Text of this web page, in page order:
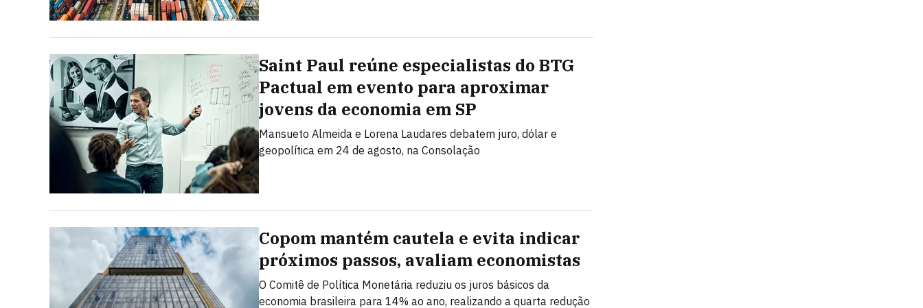
Saint Paul reúne especialistas do BTG
Pactual em evento para aproximar
jovens da economia em SP
Mansueto Almeida e Lorena Laudares debatem juro, dólar e
geopolítica em 24 de agosto, na Consolação
Copom mantém cautela e evita indicar
próximos passos, avaliam economistas
O Comitê de Política Monetária reduziu os juros básicos da
economia brasileira para 14% ao ano, realizando a quarta redução